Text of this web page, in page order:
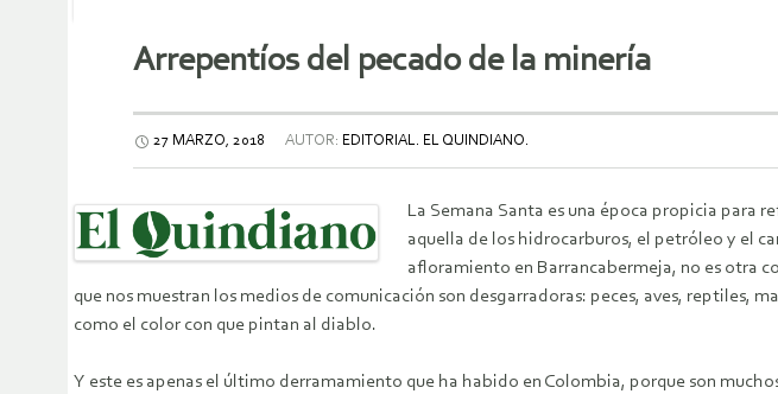
Arrepentíos del pecado de la minería
27 MARZO, 2018 AUTOR: EDITORIAL. EL QUINDIANO.
La Semana Santa es una época propicia para
aquella de los hidrocarburos, el petróleo y el
afloramiento en Barrancabermeja, no es otra
que nos muestran los medios de comunicación son desgarradoras: peces, aves, reptiles,
como el color con que pintan al diablo.
Y este es apenas el último derramamiento que ha habido en Colombia, porque son